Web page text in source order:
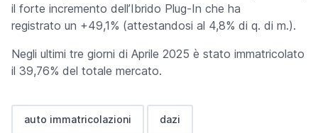
il forte incremento dell’Ibrido Plug-In che ha
registrato un +49,1% (attestandosi al 4,8% di q. di m.).
Negli ultimi tre giorni di Aprile 2025 è stato immatricolato
il 39,76% del totale mercato.
auto immatricolazioni dazi